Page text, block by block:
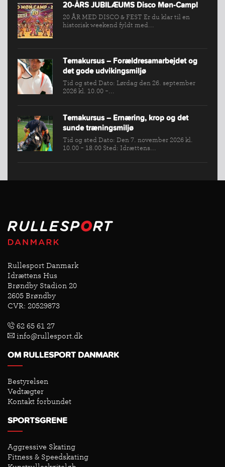
20-ÅRS JUBILÆUMS Disco Møn-Camp!
20 ÅR MED DISCO & FEST Er du klar til en
historisk weekend fyldt med...
Temakursus – Forældresamarbejdet og
det gode udvikingsmiljø
Tid og sted Dato: Lørdag den 26. september
2026 kl. 10.00 -...
Temakursus – Ernæring, krop og det
sunde træningsmiljø
Tid og sted Dato: Den 7. november 2026 kl.
10.00 - 18.00 Sted: Idrættens...
Rullesport Danmark
Idrættens Hus
Brøndby Stadion 20
2605 Brøndby
CVR: 20529873
62 65 61 27
info@rullesport.dk
OM RULLESPORT DANMARK
Bestyrelsen
Vedtægter
Kontakt forbundet
SPORTSGRENE
Aggressive Skating
Fitness & Speedskating